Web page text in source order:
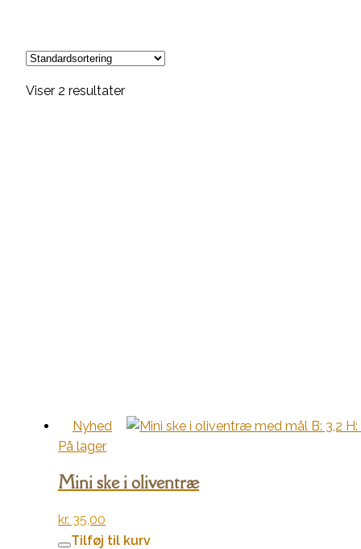
Viser 2 resultater
Nyhed
På lager
Mini ske i oliventræ
kr. 35,00
Tilføj til kurv